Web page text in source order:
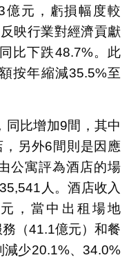
億元，虧損幅度較
映行業對經濟貢獻
比下跌48.7%。此
按年縮減35.5%至
同比增加9間，其中
另外6間則是因應
公寓評為酒店的場
人。酒店收入
，當中出租場地
務（41.1億元）和餐
少20.1%、34.0%